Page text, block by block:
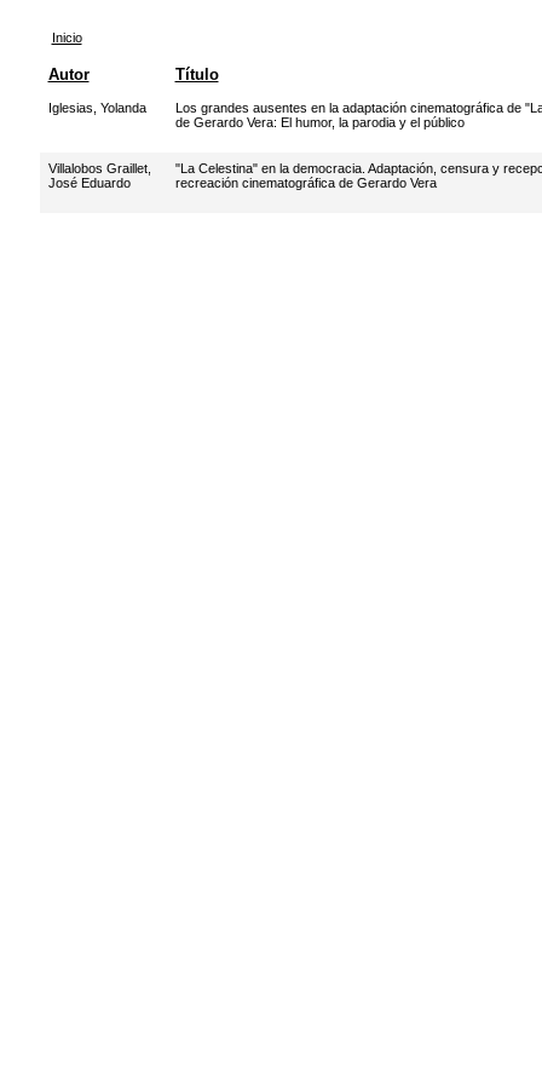
Inicio
Autor Título
Iglesias, Yolanda
Los grandes ausentes en la adaptación cinematográfica de
de Gerardo Vera: El humor, la parodia y el público
Villalobos Graillet,
José Eduardo
"La Celestina" en la democracia. Adaptación, censura y
recreación cinematográfica de Gerardo Vera